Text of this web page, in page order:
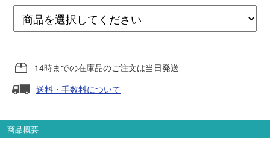
さんけい
トラムウェイ
TTC
14時までの在庫品のご注文は当日発送
送料・手数料について
商品概要